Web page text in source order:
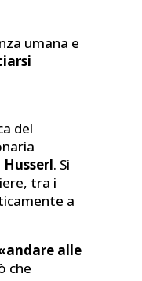
umana e
del
Husserl. Si
tra i
a
alle
che